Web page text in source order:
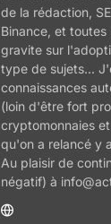
de la rédaction,
Binance, et
gravite sur
type de sujets...
connaissances
(loin d'être fort
cryptomonnaies
qu'on a relancé y
Au plaisir de
négatif) à